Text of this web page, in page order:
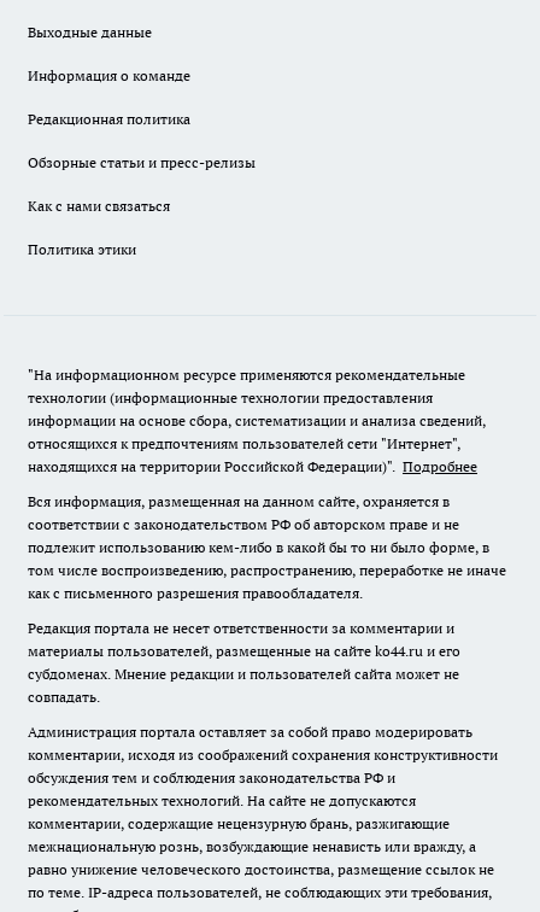
Выходные данные
Информация о команде
Редакционная политика
Обзорные статьи и пресс-релизы
Как с нами связаться
Политика этики
"На информационном ресурсе применяются рекомендательные
технологии (информационные технологии предоставления
информации на основе сбора, систематизации и анализа сведений,
относящихся к предпочтениям пользователей сети "Интернет",
находящихся на территории Российской Федерации)". Подробнее
Вся информация, размещенная на данном сайте, охраняется в
соответствии с законодательством РФ об авторском праве и не
подлежит использованию кем-либо в какой бы то ни было форме, в
том числе воспроизведению, распространению, переработке не иначе
как с письменного разрешения правообладателя.
Редакция портала не несет ответственности за комментарии и
материалы пользователей, размещенные на сайте ko44.ru и его
субдоменах. Мнение редакции и пользователей сайта может не
совпадать.
Администрация портала оставляет за собой право модерировать
комментарии, исходя из соображений сохранения конструктивности
обсуждения тем и соблюдения законодательства РФ и
рекомендательных технологий. На сайте не допускаются
комментарии, содержащие нецензурную брань, разжигающие
межнациональную рознь, возбуждающие ненависть или вражду, а
равно унижение человеческого достоинства, размещение ссылок не
по теме. IP-адреса пользователей, не соблюдающих эти требования,